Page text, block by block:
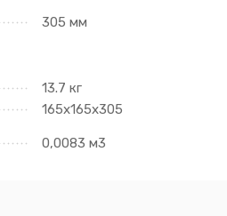
305 мм
13.7 кг
165х165х305
0,0083 м3